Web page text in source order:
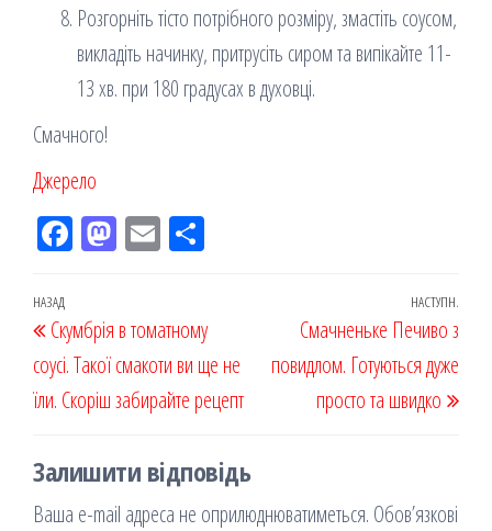
Розгорніть тісто потрібного розміру, змастіть соусом,
викладіть начинку, притрусіть сиром та випікайте 11-
13 хв. при 180 градусах в духовці.
Смачного!
Джерело
Fac
k
M
on
Em
ис
я
Навігація
записів
Попередній
запис
НАЗАД
Скумбрія в томатному
соусі. Такої смакоти ви ще не
їли. Скоріш забирайте рецепт
НАСТУПН.
Смачненьке Печиво з
повидлом. Готуються дуже
просто та швидко
Залишити відповідь
Ваша e-mail адреса не оприлюднюватиметься. Обов’язкові